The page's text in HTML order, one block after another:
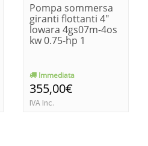
Pompa sommersa
giranti flottanti 4"
lowara 4gs07m-4os
kw 0.75-hp 1
Immediata
355,00€
IVA Inc.